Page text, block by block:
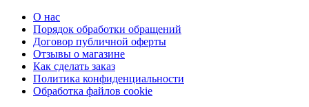
О нас
Порядок обработки обращений
Договор публичной оферты
Отзывы о магазине
Как сделать заказ
Политика конфиденциальности
Обработка файлов cookie